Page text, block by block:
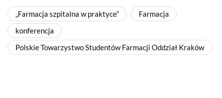
„Farmacja szpitalna w praktyce”
Farmacja
konferencja
Polskie Towarzystwo Studentów Farmacji Oddział Kraków